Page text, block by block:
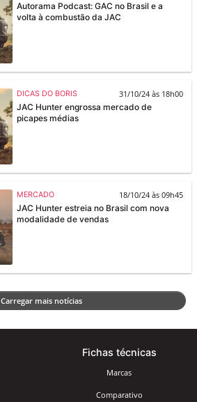
Autorama Podcast: GAC no Brasil e a
volta à combustão da JAC
DICAS DO BORIS
31/10/24 às 18h00
JAC Hunter engrossa mercado de
picapes médias
MERCADO
18/10/24 às 09h45
JAC Hunter estreia no Brasil com nova
modalidade de vendas
Carregar mais notícias
Fichas técnicas
Marcas
Comparativo